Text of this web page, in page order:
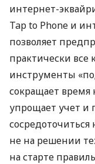
интернет-
Tap to Phone и
позволяет
практически
инструменты
сокращает
упрощает учет и
сосредоточиться
не на решении
на старте